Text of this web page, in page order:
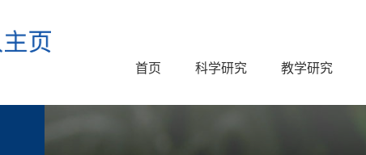
首页 科学研究 教学研究